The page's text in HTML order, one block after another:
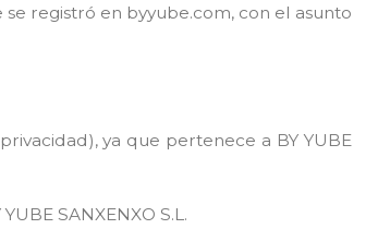
registró en byyube.com, con el asunto
), ya que pertenece a BY YUBE
SANXENXO S.L.